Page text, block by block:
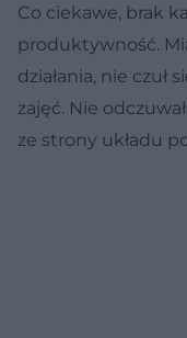
Co ciekawe, brak
produktywność.
działania, nie czuł
zajęć. Nie
ze strony układu